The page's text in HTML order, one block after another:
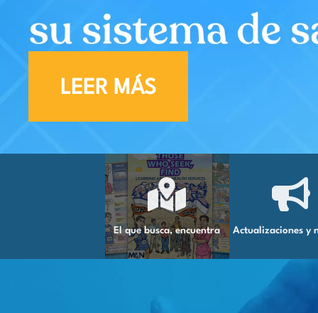
LEER MÁS
El que busca, encuentra Actualizaciones y